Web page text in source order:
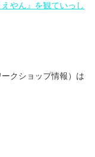
やん』を観ていっし
クショップ情報）は